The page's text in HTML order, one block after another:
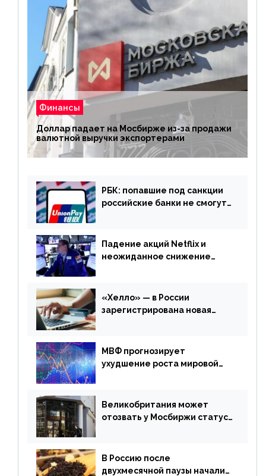
Финансы
Доллар падает на Мосбирже из-за продажи
валютной выручки экспортерами
РБК: попавшие под санкции
российские банки не смогут
Падение акций Netflix и
неожиданное снижение
апреля
«Хелло» — в России
зарегистрирована новая
МВФ прогнозирует
ухудшение роста мировой
апреля
Великобритания может
отозвать у Мосбиржи статус
В Россию после
двухмесячной паузы начали